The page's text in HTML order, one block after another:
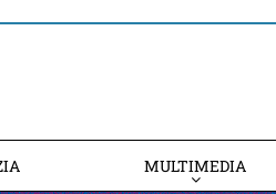
MULTIMEDIA